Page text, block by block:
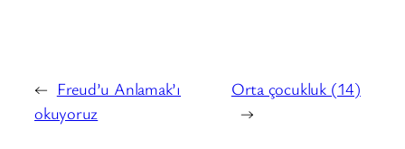
← Freud’u Anlamak’ı
okuyoruz
Orta çocukluk (14)
→